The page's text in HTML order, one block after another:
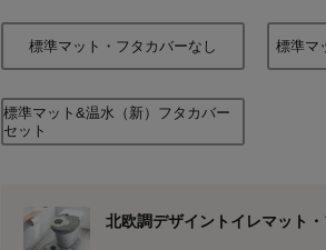
フラワー(チャコール)
標準マット・フタカバーなし 標準マ
標準マット&温水（新）フタカバー
セット
北欧調デザイントイレマット